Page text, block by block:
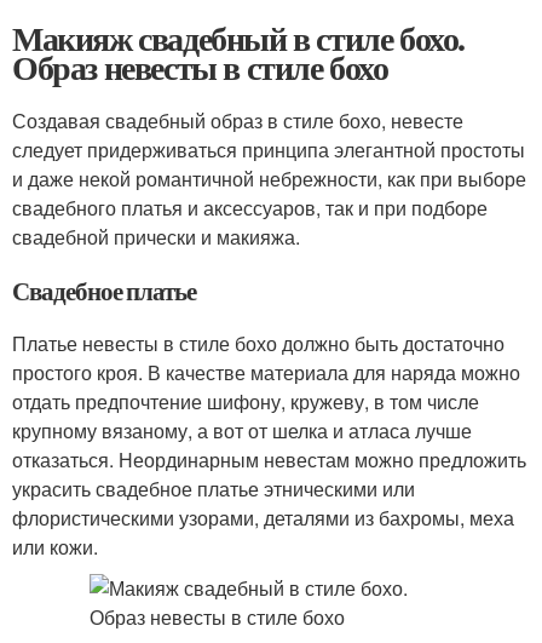
Макияж свадебный в стиле бохо.
Образ невесты в стиле бохо
Создавая свадебный образ в стиле бохо, невесте
следует придерживаться принципа элегантной простоты
и даже некой романтичной небрежности, как при выборе
свадебного платья и аксессуаров, так и при подборе
свадебной прически и макияжа.
Свадебное платье
Платье невесты в стиле бохо должно быть достаточно
простого кроя. В качестве материала для наряда можно
отдать предпочтение шифону, кружеву, в том числе
крупному вязаному, а вот от шелка и атласа лучше
отказаться. Неординарным невестам можно предложить
украсить свадебное платье этническими или
флористическими узорами, деталями из бахромы, меха
или кожи.